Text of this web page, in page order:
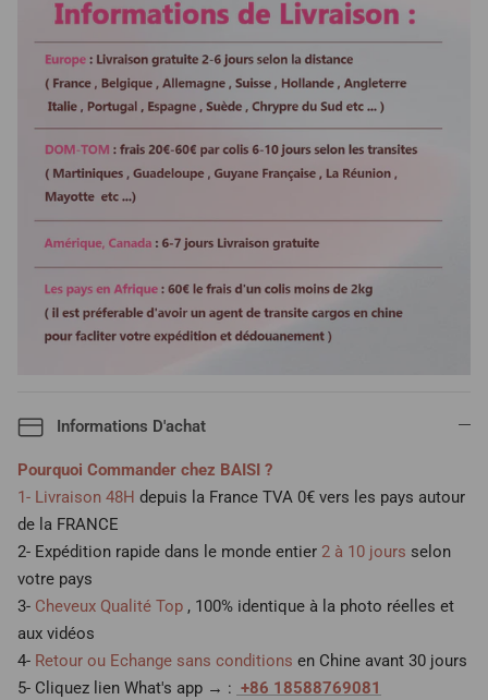
Informations D'achat
Pourquoi Commander chez BAISI ?
1- Livraison 48H depuis la France TVA 0€ vers les pays autour
de la FRANCE
2- Expédition rapide dans le monde entier 2 à 10 jours selon
votre pays
3- Cheveux Qualité Top , 100% identique à la photo réelles et
aux vidéos
4- Retour ou Echange sans conditions en Chine avant 30 jours
5- Cliquez lien What's app → : +86 18588769081